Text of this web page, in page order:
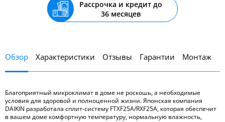
Рассрочка и кредит до
36 месяцев
Обзор Характеристики Отзывы Гарантии Монтаж
Благоприятный микроклимат в доме не роскошь, а необходимые
условия для здоровой и полноценной жизни. Японская компания
DAIKIN разработала сплит-систему FTXF25A/RXF25A, которая обеспечит
в вашем доме комфортную температуру, нормальную влажность,